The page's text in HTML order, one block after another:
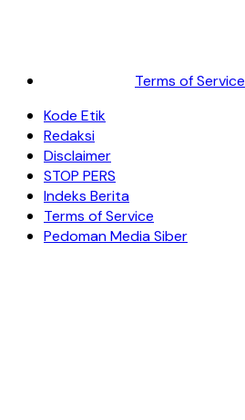
Terms of Service
Kode Etik
Redaksi
Disclaimer
STOP PERS
Indeks Berita
Terms of Service
Pedoman Media Siber